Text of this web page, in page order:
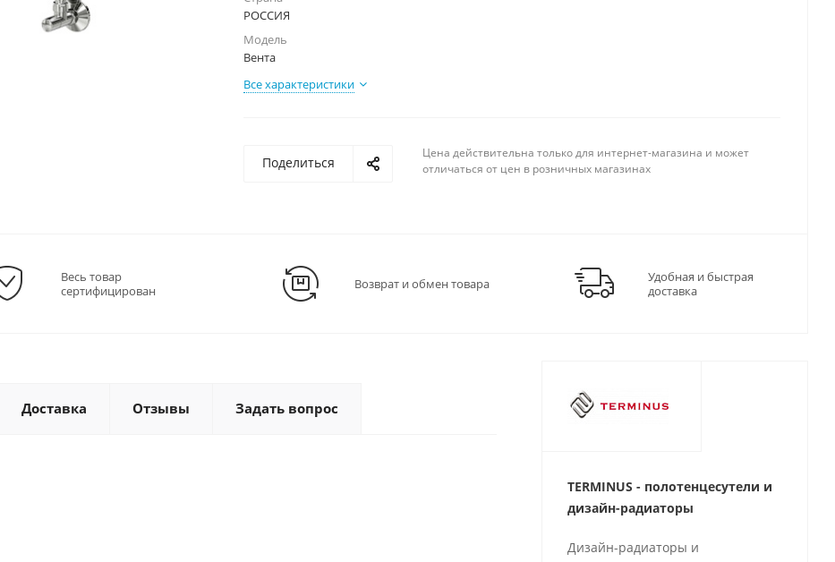
РОССИЯ
Модель
Вента
Все характеристики
Поделиться
Цена действительна только для интернет-магазина и может
отличаться от цен в розничных магазинах
Весь товар
сертифицирован
Возврат и обмен товара
Удобная и быстрая
доставка
Доставка Отзывы Задать вопрос
TERMINUS - полотенцесутели и
дизайн-радиаторы
Дизайн-радиаторы и